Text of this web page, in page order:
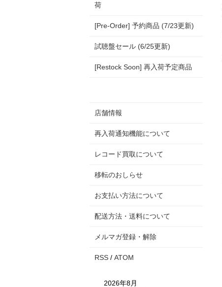
荷
[Pre-Order] 予約商品 (7/23更新)
試聴盤セール (6/25更新)
[Restock Soon] 再入荷予定商品
店舗情報
再入荷通知機能について
レコード買取について
移転のおしらせ
お支払い方法について
配送方法・送料について
メルマガ登録・解除
RSS / ATOM
2026年8月